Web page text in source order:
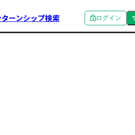
ーンシップ検索 ログイン